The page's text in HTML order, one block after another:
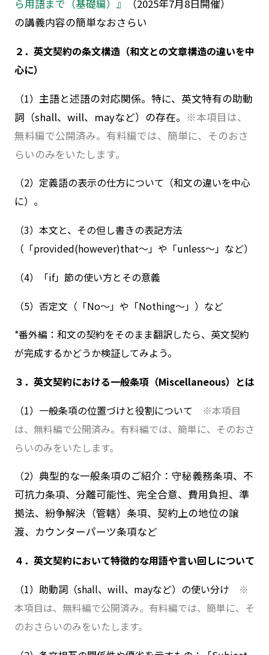
ら用語まで（基礎編）』
（2025年7月8日開催）
の講義内容の簡単なおさらい
２．英文契約の条文構造（和文との文章構造の違いを中
心に）
（1） 主語と述語の対応関係。特に、英文特有の助動
詞（shall、 will、 mayなど）の存在。 ※本項目は、
無料編で公開済み。有料編では、簡単に、そのおさ
らいのみをいたします。
（2）定義語の表示の仕方について（和文の違いを中心
に）。
（3）本文と、その但し書きの表記方法
（「provided(however)that～」や「unless～」など）
（4）「if」節の使い方とその意義
（5）否定文（「No～」や「Nothing～」）など
*番外編：和文の契約をそのまま翻訳したら、英文契約
が完成するかどうか検証してみよう。
３．英文契約における一般条項（Miscellaneous）とは
（1）一般条項の位置づけと役割について ※本項目
は、無料編で公開済み。有料編では、簡単に、そのおさ
らいのみをいたします。
（2） 典型的な一般条項のご紹介：守秘義務条項、不
可抗力条項、分離可能性、完全合意、費用負担、準
拠法、紛争解決（管轄）条項、契約上の地位の譲
渡、カウンターパーツ条項など
４．英文契約において特徴的な用語や言い回しについて
（1）助動詞（shall、 will、 mayなど）の使い分け ※
本項目は、無料編で公開済み。有料編では、簡単に、そ
のおさらいのみをいたします。